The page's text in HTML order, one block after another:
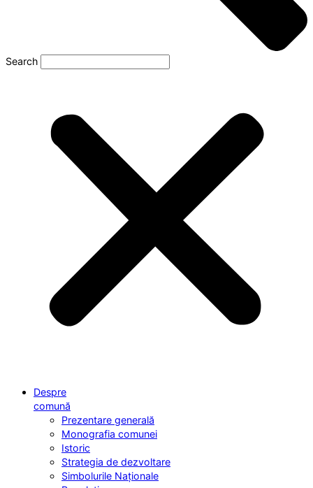
Search
Despre
comună
Prezentare generală
Monografia comunei
Istoric
Strategia de dezvoltare
Simbolurile Naționale